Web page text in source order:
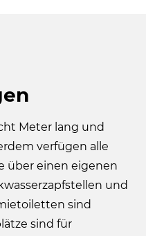
Meter lang und
verfügen alle
über einen eigenen
und
sind
sind für